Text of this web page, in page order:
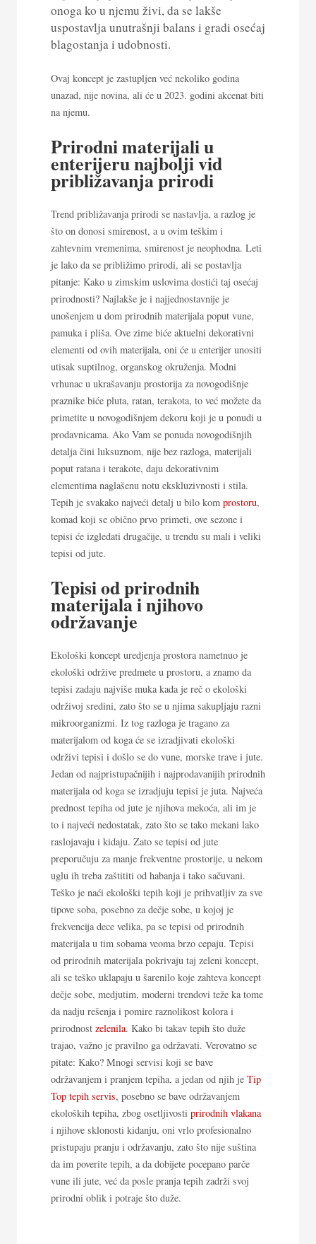
onoga ko u njemu živi, da se lakše
uspostavlja unutrašnji balans i gradi osećaj
blagostanja i udobnosti.
Ovaj koncept je zastupljen već nekoliko godina
unazad, nije novina, ali će u 2023. godini akcenat biti
na njemu.
Prirodni materijali u
enterijeru najbolji vid
približavanja prirodi
Trend približavanja prirodi se nastavlja, a razlog je
što on donosi smirenost, a u ovim teškim i
zahtevnim vremenima, smirenost je neophodna. Leti
je lako da se približimo prirodi, ali se postavlja
pitanje: Kako u zimskim uslovima dostići taj osećaj
prirodnosti? Najlakše je i najjednostavnije je
unošenjem u dom prirodnih materijala poput vune,
pamuka i pliša. Ove zime biće aktuelni dekorativni
elementi od ovih materijala, oni će u enterijer unositi
utisak suptilnog, organskog okruženja. Modni
vrhunac u ukrašavanju prostorija za novogodišnje
praznike biće pluta, ratan, terakota, to već možete da
primetite u novogodišnjem dekoru koji je u ponudi u
prodavnicama. Ako Vam se ponuda novogodišnjih
detalja čini luksuznom, nije bez razloga, materijali
poput ratana i terakote, daju dekorativnim
elementima naglašenu notu ekskluzivnosti i stila.
Tepih je svakako najveći detalj u bilo kom prostoru,
komad koji se obično prvo primeti, ove sezone i
tepisi će izgledati drugačije, u trendu su mali i veliki
tepisi od jute.
Tepisi od prirodnih
materijala i njihovo
održavanje
Ekološki koncept uredjenja prostora nametnuo je
ekološki održive predmete u prostoru, a znamo da
tepisi zadaju najviše muka kada je reč o ekološki
održivoj sredini, zato što se u njima sakupljaju razni
mikroorganizmi. Iz tog razloga je tragano za
materijalom od koga će se izradjivati ekološki
održivi tepisi i došlo se do vune, morske trave i jute.
Jedan od najpristupačnijih i najprodavanijih prirodnih
materijala od koga se izradjuju tepisi je juta. Najveća
prednost tepiha od jute je njihova mekoća, ali im je
to i najveći nedostatak, zato što se tako mekani lako
raslojavaju i kidaju. Zato se tepisi od jute
preporučuju za manje frekventne prostorije, u nekom
uglu ih treba zaštititi od habanja i tako sačuvani.
Teško je naći ekološki tepih koji je prihvatljiv za sve
tipove soba, posebno za dečje sobe, u kojoj je
frekvencija dece velika, pa se tepisi od prirodnih
materijala u tim sobama veoma brzo cepaju. Tepisi
od prirodnih materijala pokrivaju taj zeleni koncept,
ali se teško uklapaju u šarenilo koje zahteva koncept
dečje sobe, medjutim, moderni trendovi teže ka tome
da nadju rešenja i pomire raznolikost kolora i
prirodnost zelenila. Kako bi takav tepih što duže
trajao, važno je pravilno ga održavati. Verovatno se
pitate: Kako? Mnogi servisi koji se bave
održavanjem i pranjem tepiha, a jedan od njih je Tip
Top tepih servis, posebno se bave održavanjem
ekoloških tepiha, zbog osetljivosti prirodnih vlakana
i njihove sklonosti kidanju, oni vrlo profesionalno
pristupaju pranju i održavanju, zato što nije suština
da im poverite tepih, a da dobijete pocepano parče
vune ili jute, već da posle pranja tepih zadrži svoj
prirodni oblik i potraje što duže.